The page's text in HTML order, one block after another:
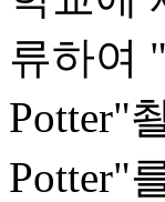
류하여
Potter"
Potter"